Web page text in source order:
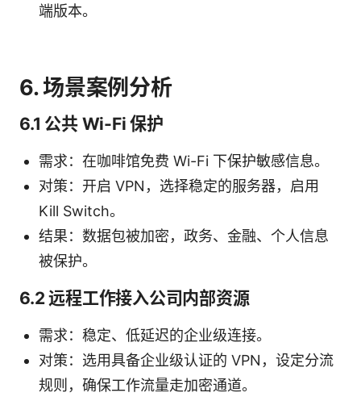
端版本。
6. 场景案例分析
6.1 公共 Wi-Fi 保护
需求：在咖啡馆免费 Wi-Fi 下保护敏感信息。
对策：开启 VPN，选择稳定的服务器，启用
Kill Switch。
结果：数据包被加密，政务、金融、个人信息
被保护。
6.2 远程工作接入公司内部资源
需求：稳定、低延迟的企业级连接。
对策：选用具备企业级认证的 VPN，设定分流
规则，确保工作流量走加密通道。